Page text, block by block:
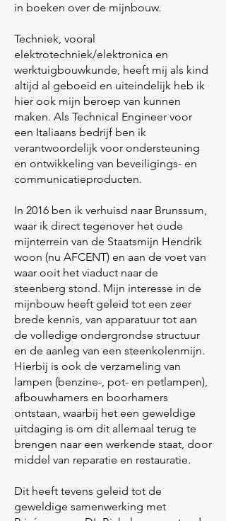
in boeken over de mijnbouw.
Techniek, vooral
elektrotechniek/elektronica en
werktuigbouwkunde, heeft mij als kind
altijd al geboeid en uiteindelijk heb ik
hier ook mijn beroep van kunnen
maken. Als Technical Engineer voor
een Italiaans bedrijf ben ik
verantwoordelijk voor ondersteuning
en ontwikkeling van beveiligings- en
communicatieproducten.
In 2016 ben ik verhuisd naar Brunssum,
waar ik direct tegenover het oude
mijnterrein van de Staatsmijn Hendrik
woon (nu AFCENT) en aan de voet van
waar ooit het viaduct naar de
steenberg stond. Mijn interesse in de
mijnbouw heeft geleid tot een zeer
brede kennis, van apparatuur tot aan
de volledige ondergrondse structuur
en de aanleg van een steenkolenmijn.
Hierbij is ook de verzameling van
lampen (benzine-, pot- en petlampen),
afbouwhamers en boorhamers
ontstaan, waarbij het een geweldige
uitdaging is om dit allemaal terug te
brengen naar een werkende staat, door
middel van reparatie en restauratie.
Dit heeft tevens geleid tot de
geweldige samenwerking met